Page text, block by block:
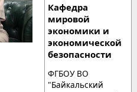
Кафедра
мировой
экономики и
экономической
безопасности
ФГБОУ ВО
"Байкальский